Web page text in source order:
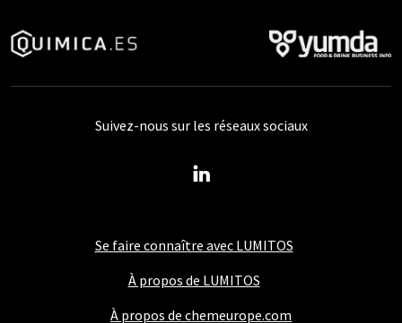
Se faire connaître avec LUMITOS
À propos de LUMITOS
À propos de chemeurope.com
Suivez-nous sur les réseaux sociaux